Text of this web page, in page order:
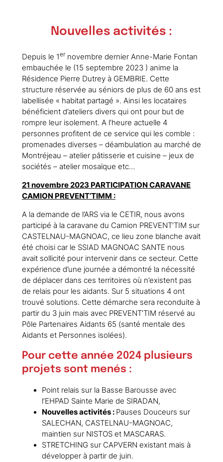
Nouvelles activités :
Depuis le 1ernovembre dernier Anne-Marie Fontan
embauchée le (15 septembre 2023 ) anime la
Résidence Pierre Dutrey à GEMBRIE. Cette
structure réservée au séniors de plus de 60 ans est
labellisée « habitat partagé ». Ainsi les locataires
bénéficient d’ateliers divers qui ont pour but de
rompre leur isolement. A l’heure actuelle 4
personnes profitent de ce service qui les comble :
promenades diverses – déambulation au marché de
Montréjeau – atelier pâtisserie et cuisine – jeux de
sociétés – atelier mosaïque etc…
21 novembre 2023 PARTICIPATION CARAVANE
CAMION PREVENT’TIMM :
A la demande de l’ARS via le CETIR, nous avons
participé à la caravane du Camion PREVENT’TIM sur
CASTELNAU-MAGNOAC, ce lieu zone blanche avait
été choisi car le SSIAD MAGNOAC SANTE nous
avait sollicité pour intervenir dans ce secteur. Cette
expérience d’une journée a démontré la nécessité
de déplacer dans ces territoires où n’existent pas
de relais pour les aidants. Sur 5 situations 4 ont
trouvé solutions. Cette démarche sera reconduite à
partir du 3 juin mais avec PREVENT’TIM réservé au
Pôle Partenaires Aidants 65 (santé mentale des
Aidants et Personnes isolées).
Pour cette année 2024 plusieurs
projets sont menés :
Point relais sur la Basse Barousse avec
l’EHPAD Sainte Marie de SIRADAN,
Nouvelles activités : Pauses Douceurs sur
SALECHAN, CASTELNAU-MAGNOAC,
maintien sur NISTOS et MASCARAS.
STRETCHING sur CAPVERN existant mais à
développer à partir de juin.